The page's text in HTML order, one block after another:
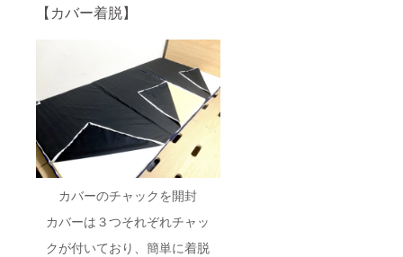
【カバー着脱】
カバーのチャックを開封
カバーは３つそれぞれチャッ
クが付いており、簡単に着脱